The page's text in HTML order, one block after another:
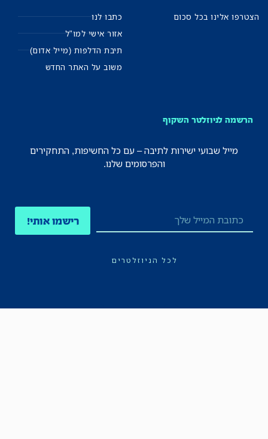
הצטרפו אלינו בכל סכום
כתבו לנו
אזור אישי למו"ל
תיבת הדלפות (מייל אדום)
משוב על האתר החדש
הרשמה לניוזלטר השקוף
מייל שבועי ישירות לתיבה – עם כל החשיפות, התחקירים
והפרסומים שלנו.
רישמו אותי!
לכל הניוזלטרים